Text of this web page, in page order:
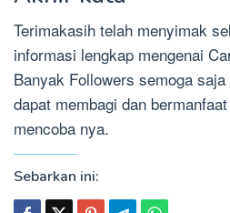
Terimakasih telah menyimak
informasi lengkap mengenai
Banyak Followers semoga
dapat membagi dan
mencoba nya.
Sebarkan ini: